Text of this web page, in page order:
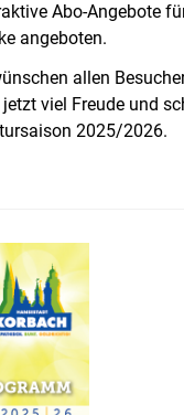
Abo-Angebote
angeboten.
allen
viel Freude und
2025/2026.